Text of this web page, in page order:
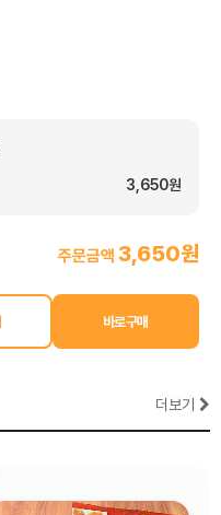
3,650원
주문금액 3,650원
더보기